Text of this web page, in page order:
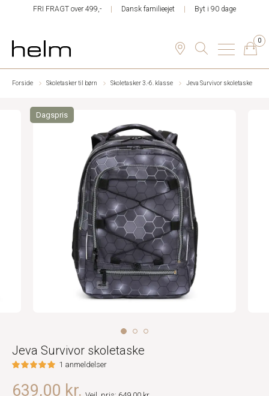
FRI FRAGT over 499,- Dansk familieejet Byt i 90 dage
0
Forside Skoletasker til børn Skoletasker 3.-6. klasse Jeva Survivor skoletaske
Dagspris
Jeva Survivor skoletaske
1 anmeldelser
639,00 kr.